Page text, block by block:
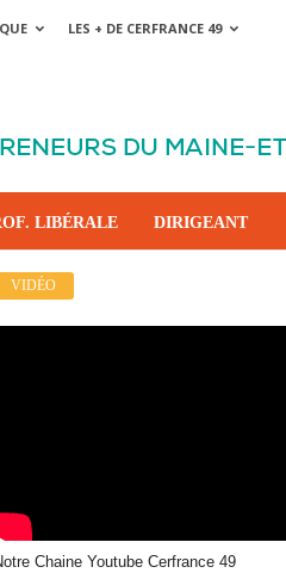
LES + DE CERFRANCE 49
LIBÉRALE DIRIGEANT
VIDÉO
Chaine Youtube Cerfrance 49